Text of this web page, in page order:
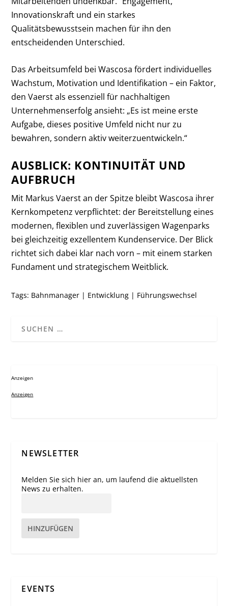
Innovationskraft und ein starkes
Qualitätsbewusstsein machen für ihn den
entscheidenden Unterschied.
Das Arbeitsumfeld bei Wascosa fördert individuelles
Wachstum, Motivation und Identifikation – ein Faktor,
den Vaerst als essenziell für nachhaltigen
Unternehmenserfolg ansieht: „Es ist meine erste
Aufgabe, dieses positive Umfeld nicht nur zu
bewahren, sondern aktiv weiterzuentwickeln.“
AUSBLICK: KONTINUITÄT UND
AUFBRUCH
Mit Markus Vaerst an der Spitze bleibt Wascosa ihrer
Kernkompetenz verpflichtet: der Bereitstellung eines
modernen, flexiblen und zuverlässigen Wagenparks
bei gleichzeitig exzellentem Kundenservice. Der Blick
richtet sich dabei klar nach vorn – mit einem starken
Fundament und strategischem Weitblick.
Tags: Bahnmanager | Entwicklung | Führungswechsel
Anzeigen
Anzeigen
NEWSLETTER
Melden Sie sich hier an, um laufend die aktuellsten
News zu erhalten.
HINZUFÜGEN
EVENTS